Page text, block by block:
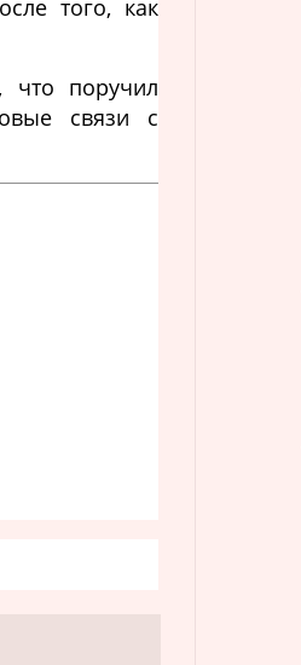
того, как
что поручил
связи с